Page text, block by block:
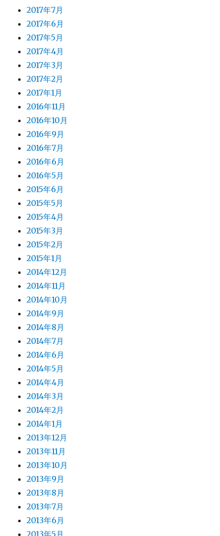
2017年7月
2017年6月
2017年5月
2017年4月
2017年3月
2017年2月
2017年1月
2016年11月
2016年10月
2016年9月
2016年7月
2016年6月
2016年5月
2015年6月
2015年5月
2015年4月
2015年3月
2015年2月
2015年1月
2014年12月
2014年11月
2014年10月
2014年9月
2014年8月
2014年7月
2014年6月
2014年5月
2014年4月
2014年3月
2014年2月
2014年1月
2013年12月
2013年11月
2013年10月
2013年9月
2013年8月
2013年7月
2013年6月